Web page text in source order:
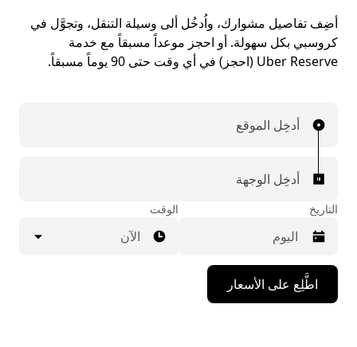
أضِف تفاصيل مشوارك، واُدخُل ألى وسيلة التنقل، وتجوَّل في
كروسبي بكل سهولة. أو احجز موعداً مسبقاً مع خدمة
Uber Reserve (احجز) في أي وقت حتى 90 يوماً مسبقاً.
أدخِل الموقع
أدخِل الوجهة
التاريخ
اضغط
على
مفتاح
الوقت
الآن
اطَّلِع على الأسعار